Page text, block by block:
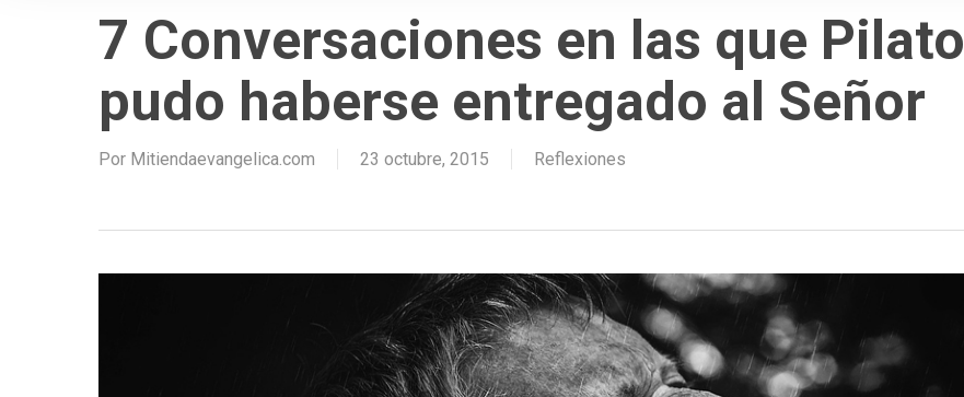
7 Conversaciones en las que Pilato
pudo haberse entregado al Señor
Por Mitiendaevangelica.com 23 octubre, 2015 Reflexiones